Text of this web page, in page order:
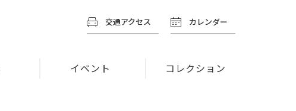
交通アクセス カレンダー
イベント コレクション